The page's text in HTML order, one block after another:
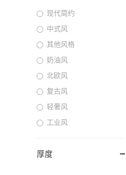
现代简约
中式风
其他风格
奶油风
北欧风
复古风
轻奢风
工业风
厚度